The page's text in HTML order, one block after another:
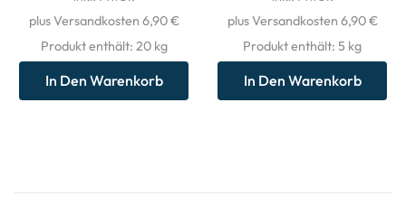
plus Versandkosten 6,90 €
Produkt enthält: 20 kg
In Den Warenkorb
plus Versandkosten 6,90 €
Produkt enthält: 5 kg
In Den Warenkorb